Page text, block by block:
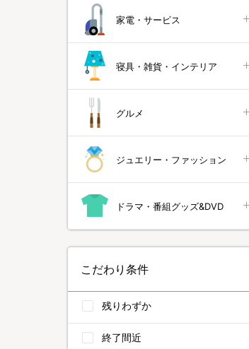
家電・サービス
寝具・雑貨・インテリア
グルメ
ジュエリー・ファッション
ドラマ・番組グッズ&DVD
こだわり条件
残りわずか
終了間近